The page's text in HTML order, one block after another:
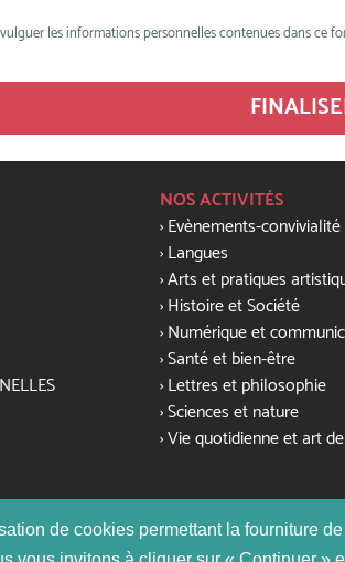
de cookies permettant la fourniture
les informations personnelles contenues dans ce
NOS ACTIVITÉS
Evènements-convivialité
Langues
Arts et pratiques
Histoire et Société
Numérique et
Santé et bien-être
Lettres et philosophie
Sciences et nature
Vie quotidienne et art